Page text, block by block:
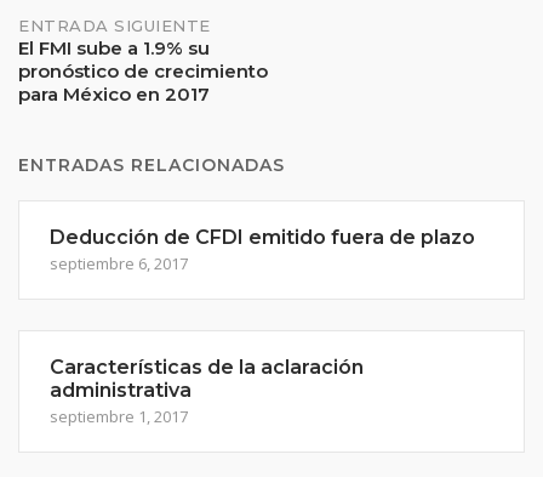
entradas
ENTRADA SIGUIENTE
El FMI sube a 1.9% su
pronóstico de crecimiento
para México en 2017
ENTRADAS RELACIONADAS
Deducción de CFDI emitido fuera de plazo
septiembre 6, 2017
Características de la aclaración
administrativa
septiembre 1, 2017